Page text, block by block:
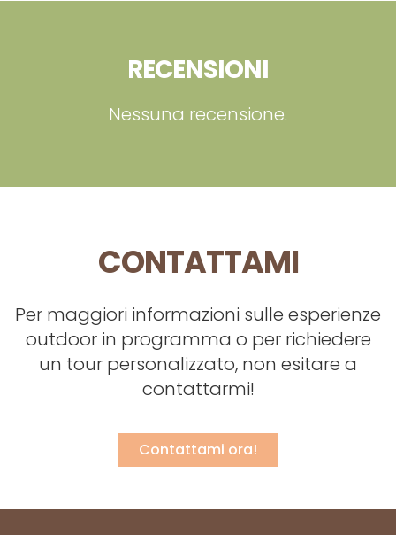
RECENSIONI
Nessuna recensione.
CONTATTAMI
Per maggiori informazioni sulle esperienze
outdoor in programma o per richiedere
un tour personalizzato, non esitare a
contattarmi!
Contattami ora!